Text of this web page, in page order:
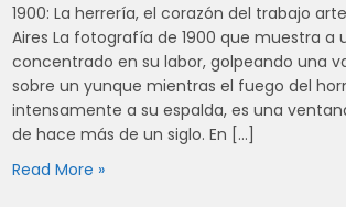
1900: La herrería, el corazón del trabajo
Aires La fotografía de 1900 que muestra a
concentrado en su labor, golpeando una
sobre un yunque mientras el fuego del
intensamente a su espalda, es una
de hace más de un siglo. En […]
Read More »